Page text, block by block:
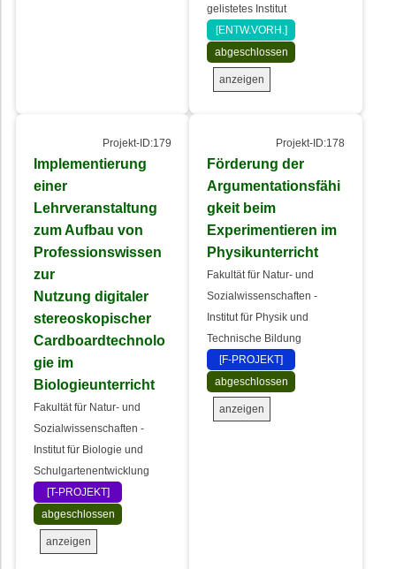
gelistetes Institut
[ENTW.VORH.]
abgeschlossen
anzeigen
Projekt-ID:179
Implementierung
einer
Lehrveranstaltung
zum Aufbau von
Professionswissen
zur
Nutzung digitaler
stereoskopischer
Cardboardtechnolo
gie im
Biologieunterricht
Fakultät für Natur- und
Sozialwissenschaften -
Institut für Biologie und
Schulgartenentwicklung
[T-PROJEKT]
abgeschlossen
anzeigen
Projekt-ID:178
Förderung der
Argumentationsfähi
gkeit beim
Experimentieren im
Physikunterricht
Fakultät für Natur- und
Sozialwissenschaften -
Institut für Physik und
Technische Bildung
[F-PROJEKT]
abgeschlossen
anzeigen